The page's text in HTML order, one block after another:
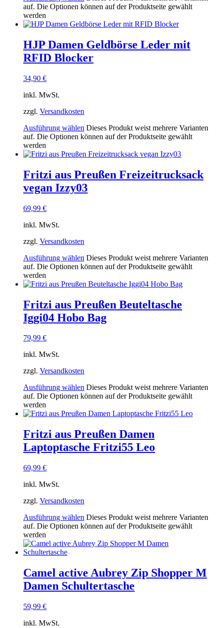
auf. Die Optionen können auf der Produktseite gewählt
werden
HJP Damen Geldbörse Leder mit
RFID Blocker
34,90 €
inkl. MwSt.
zzgl. Versandkosten
Ausführung wählen Dieses Produkt weist mehrere Varianten
auf. Die Optionen können auf der Produktseite gewählt
werden
Fritzi aus Preußen Freizeitrucksack
vegan Izzy03
69,99 €
inkl. MwSt.
zzgl. Versandkosten
Ausführung wählen Dieses Produkt weist mehrere Varianten
auf. Die Optionen können auf der Produktseite gewählt
werden
Fritzi aus Preußen Beuteltasche
Iggi04 Hobo Bag
79,99 €
inkl. MwSt.
zzgl. Versandkosten
Ausführung wählen Dieses Produkt weist mehrere Varianten
auf. Die Optionen können auf der Produktseite gewählt
werden
Fritzi aus Preußen Damen
Laptoptasche Fritzi55 Leo
69,99 €
inkl. MwSt.
zzgl. Versandkosten
Ausführung wählen Dieses Produkt weist mehrere Varianten
auf. Die Optionen können auf der Produktseite gewählt
werden
Camel active Aubrey Zip Shopper M
Damen Schultertasche
59,99 €
inkl. MwSt.